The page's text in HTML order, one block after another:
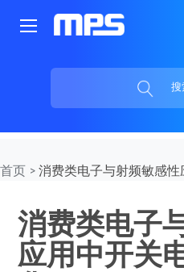
搜
首页 消费类电子与射频敏感
消费类电子
应用中开关